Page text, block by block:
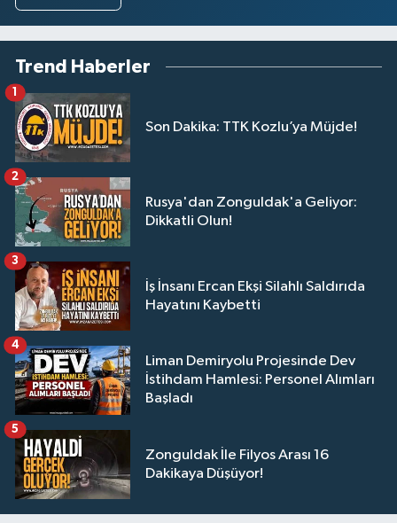
Trend Haberler
Son Dakika: TTK Kozlu’ya Müjde!
1
Rusya'dan Zonguldak'a Geliyor:
Dikkatli Olun!
2
İş İnsanı Ercan Ekşi Silahlı Saldırıda
Hayatını Kaybetti
3
Liman Demiryolu Projesinde Dev
İstihdam Hamlesi: Personel Alımları
Başladı
4
Zonguldak İle Filyos Arası 16
Dakikaya Düşüyor!
5